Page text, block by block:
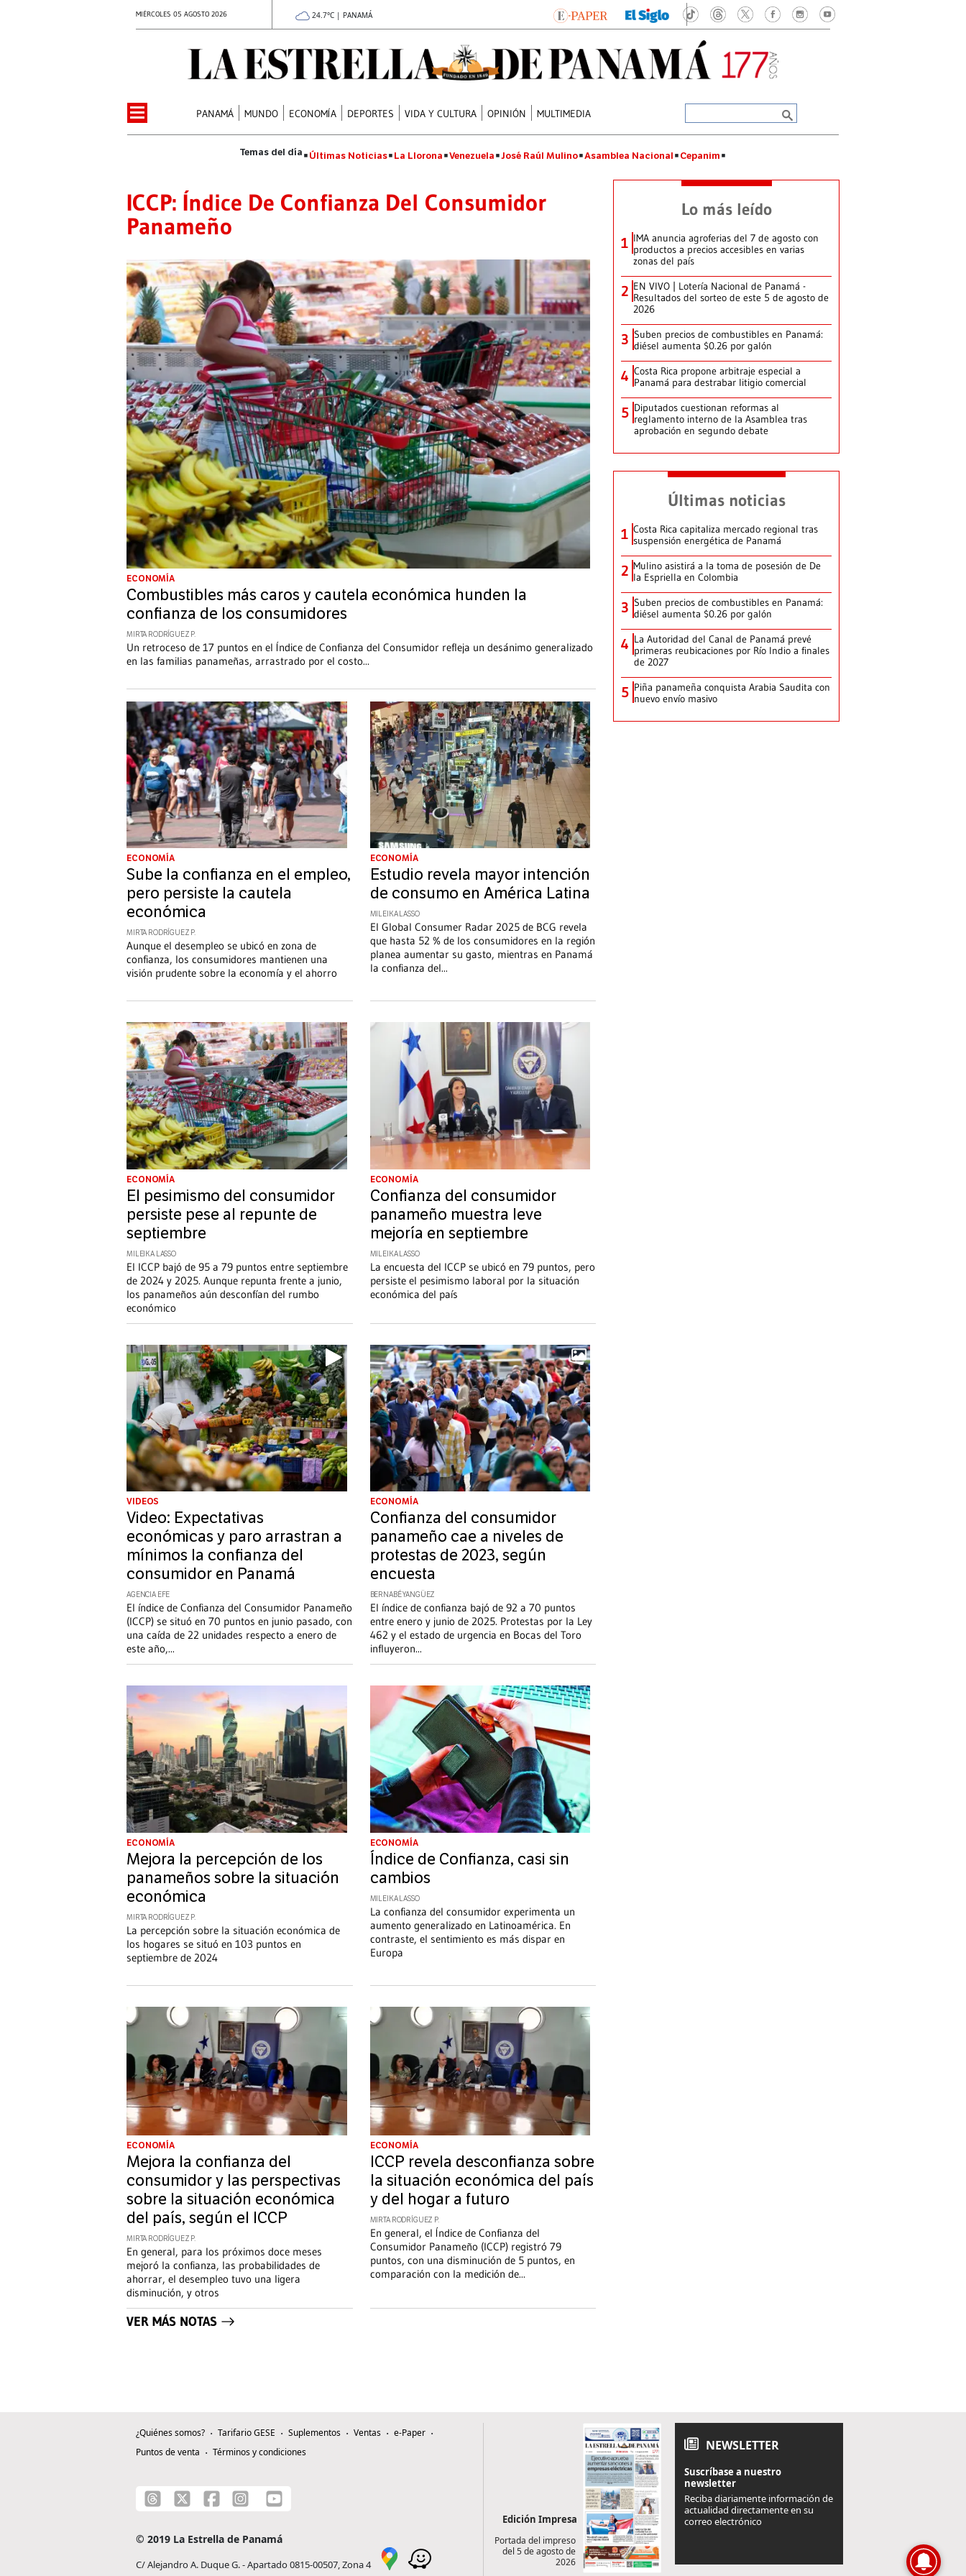
MIÉRCOLES 05 AGOSTO 2026 24.7°C | PANAMÁ
PANAMÁ MUNDO ECONOMÍA DEPORTES VIDA Y CULTURA OPINIÓN MULTIMEDIA
Últimas Noticias La Llorona Venezuela José Raúl Mulino Asamblea Nacional Cepanim
ICCP: Índice De Confianza Del Consumidor
Panameño
ECONOMÍA
Combustibles más caros y cautela económica hunden la
confianza de los consumidores
MIRTA RODRÍGUEZ P.
Un retroceso de 17 puntos en el Índice de Confianza del Consumidor refleja un desánimo generalizado
en las familias panameñas, arrastrado por el costo...
ECONOMÍA
Sube la confianza en el empleo,
pero persiste la cautela
económica
MIRTA RODRÍGUEZ P.
Aunque el desempleo se ubicó en zona de
confianza, los consumidores mantienen una
visión prudente sobre la economía y el ahorro
ECONOMÍA
Estudio revela mayor intención
de consumo en América Latina
MILEIKA LASSO
El Global Consumer Radar 2025 de BCG revela
que hasta 52 % de los consumidores en la región
planea aumentar su gasto, mientras en Panamá
la confianza del...
ECONOMÍA
El pesimismo del consumidor
persiste pese al repunte de
septiembre
MILEIKA LASSO
El ICCP bajó de 95 a 79 puntos entre septiembre
de 2024 y 2025. Aunque repunta frente a junio,
los panameños aún desconfían del rumbo
económico
ECONOMÍA
Confianza del consumidor
panameño muestra leve
mejoría en septiembre
MILEIKA LASSO
La encuesta del ICCP se ubicó en 79 puntos, pero
persiste el pesimismo laboral por la situación
económica del país
VIDEOS
Video: Expectativas
económicas y paro arrastran a
mínimos la confianza del
consumidor en Panamá
AGENCIA EFE
El índice de Confianza del Consumidor Panameño
(ICCP) se situó en 70 puntos en junio pasado, con
una caída de 22 unidades respecto a enero de
este año,...
ECONOMÍA
Confianza del consumidor
panameño cae a niveles de
protestas de 2023, según
encuesta
BERNABÉ YANGÜEZ
El índice de confianza bajó de 92 a 70 puntos
entre enero y junio de 2025. Protestas por la Ley
462 y el estado de urgencia en Bocas del Toro
influyeron...
ECONOMÍA
Mejora la percepción de los
panameños sobre la situación
económica
MIRTA RODRÍGUEZ P.
La percepción sobre la situación económica de
los hogares se situó en 103 puntos en
septiembre de 2024
ECONOMÍA
Índice de Confianza, casi sin
cambios
MILEIKA LASSO
La confianza del consumidor experimenta un
aumento generalizado en Latinoamérica. En
contraste, el sentimiento es más dispar en
Europa
ECONOMÍA
Mejora la confianza del
consumidor y las perspectivas
sobre la situación económica
del país, según el ICCP
MIRTA RODRÍGUEZ P.
En general, para los próximos doce meses
mejoró la confianza, las probabilidades de
ahorrar, el desempleo tuvo una ligera
disminución, y otros
ECONOMÍA
ICCP revela desconfianza sobre
la situación económica del país
y del hogar a futuro
MIRTA RODRÍGUEZ P.
En general, el Índice de Confianza del
Consumidor Panameño (ICCP) registró 79
puntos, con una disminución de 5 puntos, en
comparación con la medición de...
VER MÁS NOTAS
Lo más leído
1 IMA anuncia agroferias del 7 de agosto con
productos a precios accesibles en varias
zonas del país
2 EN VIVO | Lotería Nacional de Panamá -
Resultados del sorteo de este 5 de agosto de
2026
3 Suben precios de combustibles en Panamá:
diésel aumenta $0.26 por galón
4 Costa Rica propone arbitraje especial a
Panamá para destrabar litigio comercial
5 Diputados cuestionan reformas al
reglamento interno de la Asamblea tras
aprobación en segundo debate
Últimas noticias
1 Costa Rica capitaliza mercado regional tras
suspensión energética de Panamá
2 Mulino asistirá a la toma de posesión de De
la Espriella en Colombia
3 Suben precios de combustibles en Panamá:
diésel aumenta $0.26 por galón
4 La Autoridad del Canal de Panamá prevé
primeras reubicaciones por Río Indio a finales
de 2027
5 Piña panameña conquista Arabia Saudita con
nuevo envío masivo
¿Quiénes somos? Tarifario GESE Suplementos Ventas
e-Paper
Puntos de venta
Términos y condiciones
© 2019 La Estrella de Panamá
C/ Alejandro A. Duque G. - Apartado 0815-00507, Zona 4
Edición Impresa
Portada del impreso
del 5 de agosto de
2026
NEWSLETTER
Suscríbase a nuestro
newsletter
Reciba diariamente información de
actualidad directamente en su
correo electrónico